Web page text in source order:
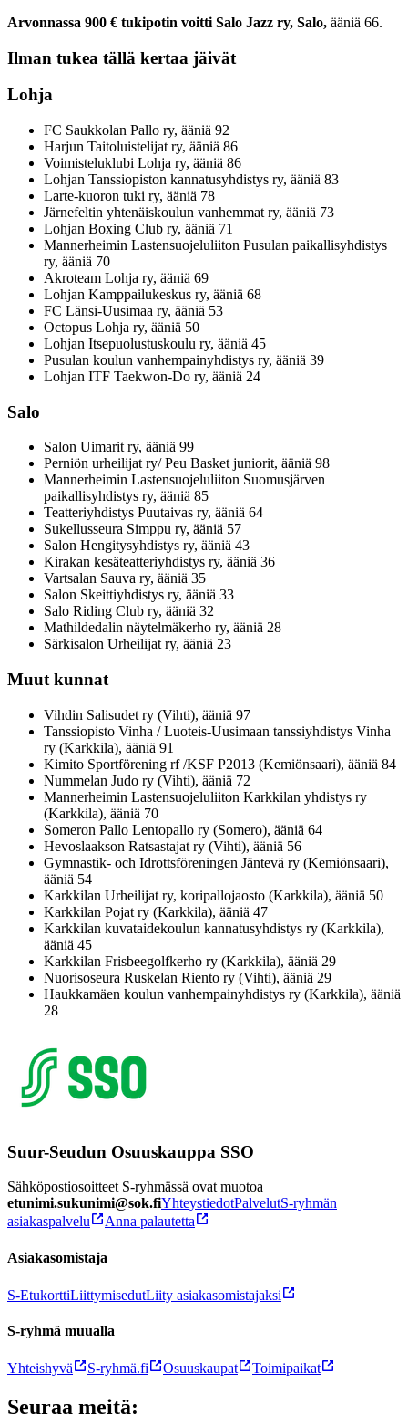
Arvonnassa 900 € tukipotin voitti Salo Jazz ry, Salo, ääniä 66.
Ilman tukea tällä kertaa jäivät
Lohja
FC Saukkolan Pallo ry, ääniä 92
Harjun Taitoluistelijat ry, ääniä 86
Voimisteluklubi Lohja ry, ääniä 86
Lohjan Tanssiopiston kannatusyhdistys ry, ääniä 83
Larte-kuoron tuki ry, ääniä 78
Järnefeltin yhtenäiskoulun vanhemmat ry, ääniä 73
Lohjan Boxing Club ry, ääniä 71
Mannerheimin Lastensuojeluliiton Pusulan paikallisyhdistys
ry, ääniä 70
Akroteam Lohja ry, ääniä 69
Lohjan Kamppailukeskus ry, ääniä 68
FC Länsi-Uusimaa ry, ääniä 53
Octopus Lohja ry, ääniä 50
Lohjan Itsepuolustuskoulu ry, ääniä 45
Pusulan koulun vanhempainyhdistys ry, ääniä 39
Lohjan ITF Taekwon-Do ry, ääniä 24
Salo
Salon Uimarit ry, ääniä 99
Perniön urheilijat ry/ Peu Basket juniorit, ääniä 98
Mannerheimin Lastensuojeluliiton Suomusjärven
paikallisyhdistys ry, ääniä 85
Teatteriyhdistys Puutaivas ry, ääniä 64
Sukellusseura Simppu ry, ääniä 57
Salon Hengitysyhdistys ry, ääniä 43
Kirakan kesäteatteriyhdistys ry, ääniä 36
Vartsalan Sauva ry, ääniä 35
Salon Skeittiyhdistys ry, ääniä 33
Salo Riding Club ry, ääniä 32
Mathildedalin näytelmäkerho ry, ääniä 28
Särkisalon Urheilijat ry, ääniä 23
Muut kunnat
Vihdin Salisudet ry (Vihti), ääniä 97
Tanssiopisto Vinha / Luoteis-Uusimaan tanssiyhdistys Vinha
ry (Karkkila), ääniä 91
Kimito Sportförening rf /KSF P2013 (Kemiönsaari), ääniä 84
Nummelan Judo ry (Vihti), ääniä 72
Mannerheimin Lastensuojeluliiton Karkkilan yhdistys ry
(Karkkila), ääniä 70
Someron Pallo Lentopallo ry (Somero), ääniä 64
Hevoslaakson Ratsastajat ry (Vihti), ääniä 56
Gymnastik- och Idrottsföreningen Jäntevä ry (Kemiönsaari),
ääniä 54
Karkkilan Urheilijat ry, koripallojaosto (Karkkila), ääniä 50
Karkkilan Pojat ry (Karkkila), ääniä 47
Karkkilan kuvataidekoulun kannatusyhdistys ry (Karkkila),
ääniä 45
Karkkilan Frisbeegolfkerho ry (Karkkila), ääniä 29
Nuorisoseura Ruskelan Riento ry (Vihti), ääniä 29
Haukkamäen koulun vanhempainyhdistys ry (Karkkila), ääniä
28
Suur-Seudun Osuuskauppa SSO
Sähköpostiosoitteet S-ryhmässä ovat muotoa
etunimi.sukunimi@sok.fiYhteystiedotPalvelutS-ryhmän
asiakaspalvelu
Anna palautetta
Asiakasomistaja
S-EtukorttiLiittymisedutLiity asiakasomistajaksi
S-ryhmä muualla
Yhteishyvä S-ryhmä.fi Osuuskaupat Toimipaikat
Seuraa meitä: